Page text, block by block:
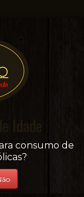
consumo de